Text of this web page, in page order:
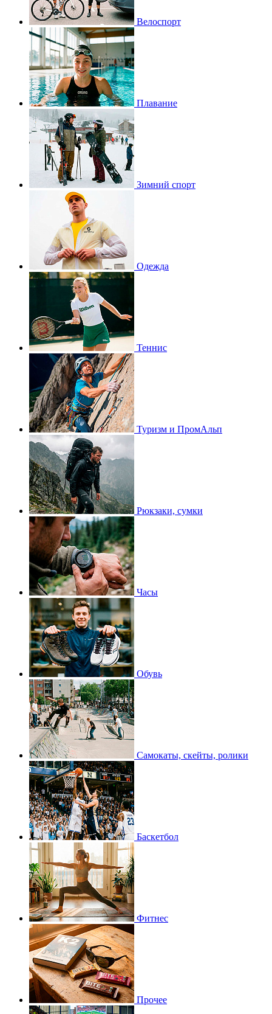
Велоспорт
Плавание
Зимний спорт
Одежда
Теннис
Туризм и ПромАльп
Рюкзаки, сумки
Часы
Обувь
Самокаты, скейты, ролики
Баскетбол
Фитнес
Прочее